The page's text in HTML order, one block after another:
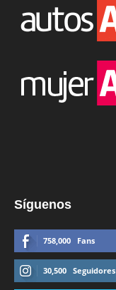
Síguenos
758,000 Fans
30,500 Seguidores